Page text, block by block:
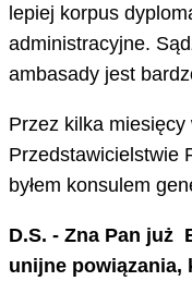
lepiej korpus
administracyjne.
ambasady jest
Przez kilka miesięcy
Przedstawicielstwie
byłem konsulem
D.S. - Zna Pan już
unijne powiązania,